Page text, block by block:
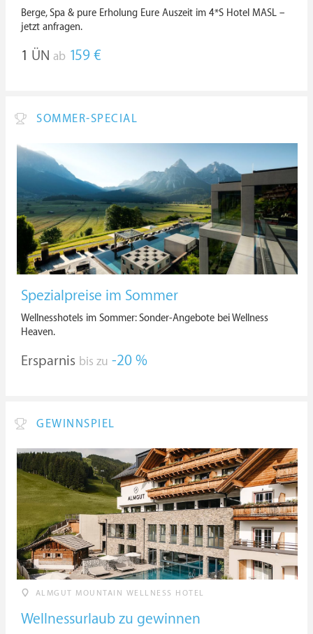
Berge, Spa & pure Erholung Eure Auszeit im 4*S Hotel MASL –
jetzt anfragen.
1 ÜN ab 159 €
SOMMER-SPECIAL
Spezialpreise im Sommer
Wellnesshotels im Sommer: Sonder-Angebote bei Wellness
Heaven.
Ersparnis bis zu -20 %
GEWINNSPIEL
ALMGUT MOUNTAIN WELLNESS HOTEL
Wellnessurlaub zu gewinnen